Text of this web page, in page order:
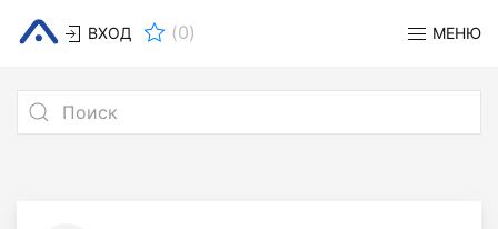
ВХОД (0) МЕНЮ